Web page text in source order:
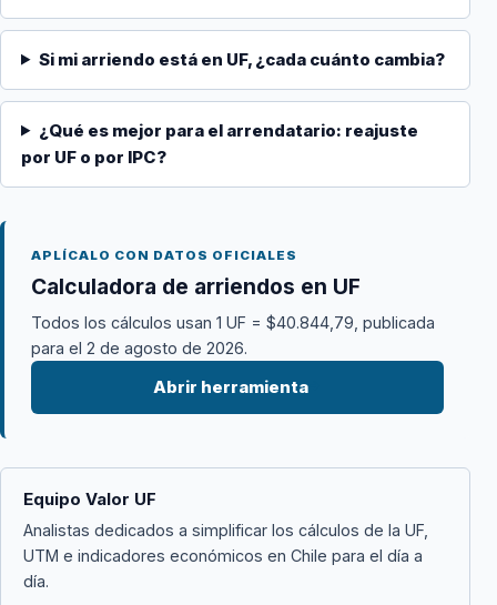
Si mi arriendo está en UF, ¿cada cuánto cambia?
¿Qué es mejor para el arrendatario: reajuste
por UF o por IPC?
APLÍCALO CON DATOS OFICIALES
Calculadora de arriendos en UF
Todos los cálculos usan 1 UF = $40.844,79, publicada
para el 2 de agosto de 2026.
Abrir herramienta→
Equipo Valor UF
Analistas dedicados a simplificar los cálculos de la UF,
UTM e indicadores económicos en Chile para el día a
día.